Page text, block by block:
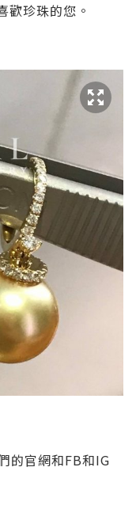
歡珍珠的您。
的官網和FB和IG